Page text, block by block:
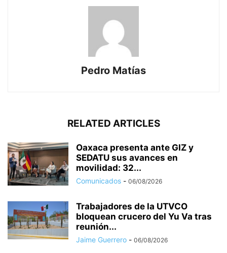
Pedro Matías
RELATED ARTICLES
Oaxaca presenta ante GIZ y
SEDATU sus avances en
movilidad: 32...
Comunicados - 06/08/2026
Trabajadores de la UTVCO
bloquean crucero del Yu Va tras
reunión...
Jaime Guerrero - 06/08/2026